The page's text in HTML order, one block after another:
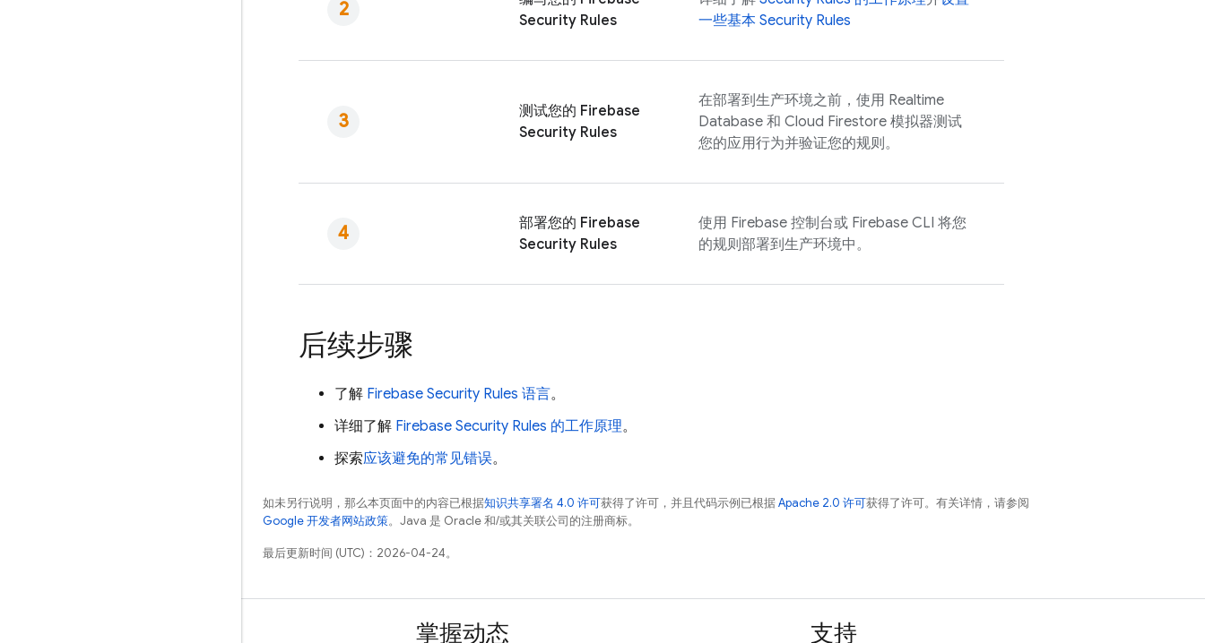
Security Rules
一些基本 Security Rules
测试您的 Firebase
Security Rules
在部署到生产环境之前，使用 Realtime
Database 和 Cloud Firestore 模拟器测试
您的应用行为并验证您的规则。
部署您的 Firebase
Security Rules
使用 Firebase 控制台或 Firebase CLI 将您
的规则部署到生产环境中。
后续步骤
了解 Firebase Security Rules 语言。
详细了解 Firebase Security Rules 的工作原理。
探索应该避免的常见错误。
如未另行说明，那么本页面中的内容已根据知识共享署名 4.0 许可获得了许可，并且代码示例已根据Apache 2.0 许可获得了许可。有关详情，请参阅
Google 开发者网站政策。Java 是 Oracle 和/或其关联公司的注册商标。
最后更新时间 (UTC)：2026-04-24。
掌握动态 支持